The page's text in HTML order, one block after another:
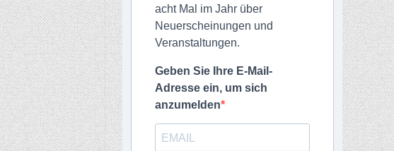
acht Mal im Jahr über
Neuerscheinungen und
Veranstaltungen.
Geben Sie Ihre E-Mail-
Adresse ein, um sich
anzumelden